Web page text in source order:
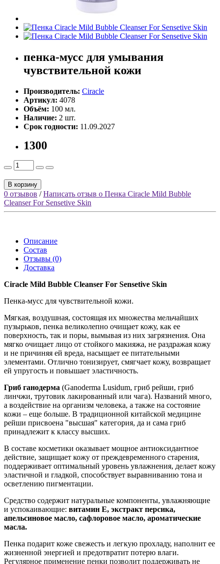
пенка-мусс для умывания
чувствительной кожи
Производитель: Ciracle
Артикул: 4078
Объём: 100 мл.
Наличие: 2 шт.
Срок годности: 11.09.2027
1300
В корзину
0 отзывов /Написать отзыв о Пенка Ciracle Mild Bubble
Cleanser For Sensetive Skin
Описание
Состав
Отзывы (0)
Доставка
Ciracle Mild Bubble Cleanser For Sensetive Skin
Пенка-мусс для чувствительной кожи.
Мягкая, воздушная, состоящая их множества мельчайших
пузырьков, пенка великолепно очищает кожу, как ее
поверхность, так и поры, вымывая из них загрязнения. Она
мягко очищает лицо от стойкого макияжа, не раздражая кожу
и не причиняя ей вреда, насыщает ее питательными
элементами. Отлично тонизирует, смягчает кожу, возвращает
ей упругость и повышает эластичность.
Гриб ганодерма (Ganoderma Lusidum, гриб рейши, гриб
линчжи, трутовик лакированный или чага). Названий много,
а воздействие на организм человека, а также на состояние
кожи – еще больше. В традиционной китайской медицине
рейши присвоена "высшая" категория, да и сама гриб
принадлежит к классу высших.
В составе косметики оказывает мощное антиоксидантное
действие, защищает кожу от преждевременного старения,
поддерживает оптимальный уровень увлажнения, делает кожу
эластичной и гладкой, способствует выравниванию тона и
осветлению пигментации.
Средство содержит натуральные компоненты, увлажняющие
и успокаивающие: витамин Е, экстракт персика,
апельсиновое масло, сафлоровое масло, ароматические
масла.
Пенка подарит коже свежесть и легкую прохладу, наполнит ее
жизненной энергией и предотвратит потерю влаги.
Регулярное применение пенки позволит поддерживать не